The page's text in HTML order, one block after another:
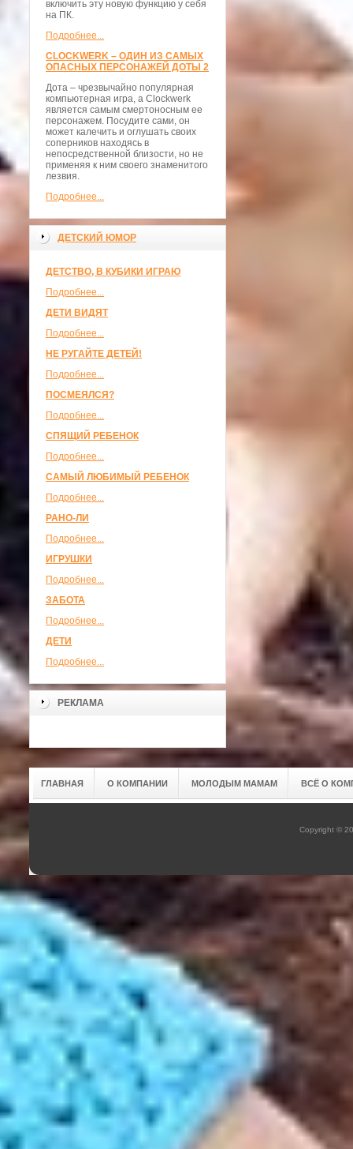
включить эту новую функцию у себя
на ПК.
Подробнее...
CLOCKWERK – ОДИН ИЗ САМЫХ
ОПАСНЫХ ПЕРСОНАЖЕЙ ДОТЫ 2
Дота – чрезвычайно популярная
компьютерная игра, а Clockwerk
является самым смертоносным ее
персонажем. Посудите сами, он
может калечить и оглушать своих
соперников находясь в
непосредственной близости, но не
применяя к ним своего знаменитого
лезвия.
Подробнее...
ДЕТСКИЙ ЮМОР
ДЕТСТВО, В КУБИКИ ИГРАЮ
Подробнее...
ДЕТИ ВИДЯТ
Подробнее...
НЕ РУГАЙТЕ ДЕТЕЙ!
Подробнее...
ПОСМЕЯЛСЯ?
Подробнее...
СПЯЩИЙ РЕБЕНОК
Подробнее...
САМЫЙ ЛЮБИМЫЙ РЕБЕНОК
Подробнее...
РАНО-ЛИ
Подробнее...
ИГРУШКИ
Подробнее...
ЗАБОТА
Подробнее...
ДЕТИ
Подробнее...
РЕКЛАМА
ГЛАВНАЯ О КОМПАНИИ МОЛОДЫМ МАМАМ ВСЁ О
Copyright ©